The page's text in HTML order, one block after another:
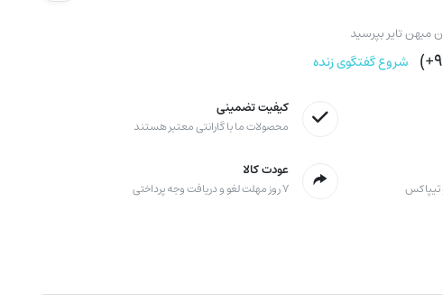
میهن تایر بپرسید
شروع گفتگوی زنده
کیفیت تضمینی
محصولات ما با گارانتی معتبر هستند
تیپاکس
عودت کالا
۷ روز مهلت لغو و دریافت وجه پرداختی